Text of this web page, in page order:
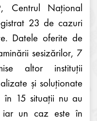
Centrul Național
23 de cazuri
Datele oferite de
sesizărilor, 7
altor instituții
și soluționate
în 15 situații nu au
iar un caz este în